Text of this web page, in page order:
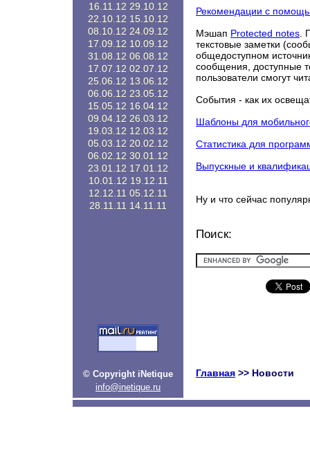
16.11.12 29.10.12
22.10.12 15.10.12
08.10.12 24.09.12
17.09.12 10.09.12
31.08.12 06.08.12
17.07.12 02.07.12
25.06.12 13.06.12
06.06.12 23.05.12
15.05.12 16.04.12
09.04.12 26.03.12
19.03.12 12.03.12
05.03.12 20.02.12
06.02.12 30.01.12
23.01.12 17.01.12
10.01.12 19.12.11
12.12.11 05.12.11
28.11.11 14.11.11
© Copyright iNetique
info@inetique.ru
Рекомендации с
Мэшап Protected notes .
текстовые заметки
общедоступном
сообщения, доступные
пользователи смогут
События - как их
Шаблоны для
Статистика для
Выпускные и
Ну и что сейчас
Поиск:
Главная >> Новости